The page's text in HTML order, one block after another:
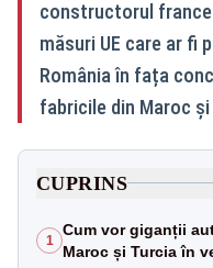
constructorul
măsuri UE care ar fi
România în fața
fabricile din Maroc și
CUPRINS
1
Cum vor giganții
Maroc și Turcia în